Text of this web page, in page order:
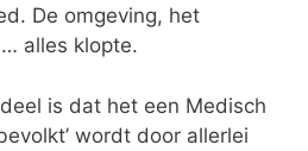
De omgeving, het
alles klopte.
is dat het een Medisch
wordt door allerlei